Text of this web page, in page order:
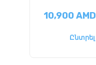
10,900AMD
Ընտրել